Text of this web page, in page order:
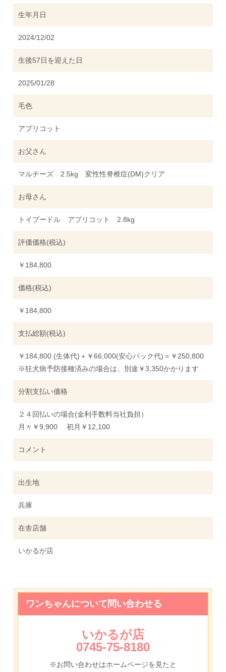
生年月日
2024/12/02
生後57日を迎えた日
2025/01/28
毛色
アプリコット
お父さん
マルチーズ 2.5kg 変性性脊椎症(DM)クリア
お母さん
トイプードル アプリコット 2.8kg
評価価格(税込)
￥184,800
価格(税込)
￥184,800
支払総額(税込)
￥184,800 (生体代)＋￥66,000(安心パック代)＝￥250,800
※狂犬病予防接種済みの場合は、別途￥3,350かかります
分割支払い価格
２４回払いの場合(金利手数料当社負担）
月々￥9,900 初月￥12,100
コメント
出生地
兵庫
在舎店舗
いかるが店
ワンちゃんについて問い合わせる
いかるが店
0745-75-8180
※お問い合わせはホームページを見たと